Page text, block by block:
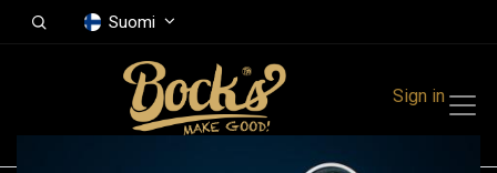
Suomi
Sign in